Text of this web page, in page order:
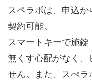
スペラボは、申込
契約可能。
スマートキーで施
無くす心配がなく、
せん。また、スぺ